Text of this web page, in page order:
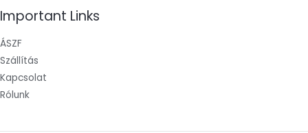
Important Links
ÁSZF
Szállítás
Kapcsolat
Rólunk